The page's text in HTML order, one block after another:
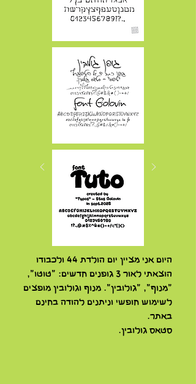
היום אני מציין יום הולדת 44 ולכבודו
הוצאתי לאור 3 גופנים חדשים: "טוטו",
"מנוף", "גולובין". מנוף וגולובין מופצים
לשימוש חופשי וניתנים להודה בחינם
באתר.
סטאס גולובין.